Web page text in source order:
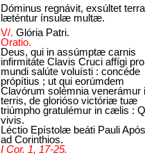
Dóminus regnávit, exsúltet
læténtur ínsulæ multæ.
V/. Glória Patri.
Oratio.
Deus, qui in assúmptæ carnis
infirmitáte Clavis Cruci affígi pro
mundi salúte voluísti : concéde
própítius ; ut qui eorúmdem
Clavórum solémnia venerámur
terris, de glorióso victóriæ tuæ
triúmpho gratulémur in cælis :
vivis.
Léctio Epístolæ beáti Pauli
ad Corinthios.
I Cor. 1, 17-25.